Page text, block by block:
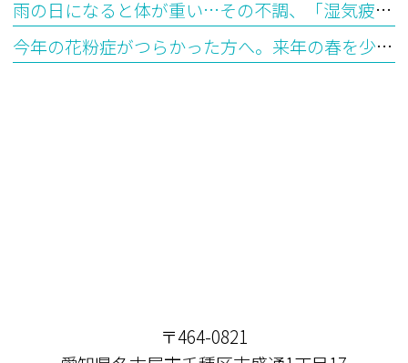
雨の日になると体が重い…その不調、「湿気疲れ」かもしれません ― 漢方で考える水滞（すいたい）とは
今年の花粉症がつらかった方へ。来年の春を少し楽にする「今から始めるシダキュア治療」
〒464-0821